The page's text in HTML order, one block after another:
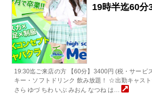
19時半迄60分
19:30迄ご来店の方 【60分】3400円 (税・サービ
キー・ソフトドリンク 飲み放題！ ☆出勤キャス
さら ゆづ ちわ いぶ みおん なつね は…